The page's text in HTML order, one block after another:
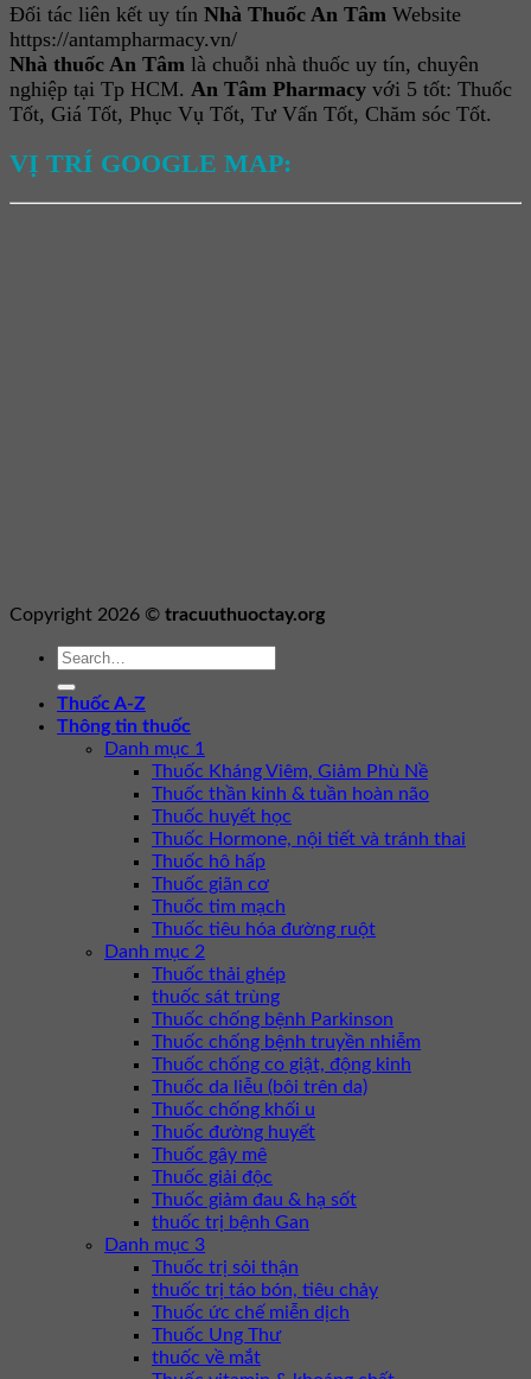
Đối tác liên kết uy tín Nhà Thuốc An Tâm Website
https://antampharmacy.vn/
Nhà thuốc An Tâm là chuỗi nhà thuốc uy tín, chuyên
nghiệp tại Tp HCM. An Tâm Pharmacy với 5 tốt: Thuốc
Tốt, Giá Tốt, Phục Vụ Tốt, Tư Vấn Tốt, Chăm sóc Tốt.
VỊ TRÍ GOOGLE MAP:
Copyright 2026 © tracuuthuoctay.org
Thuốc A-Z
Thông tin thuốc
Danh mục 1
Thuốc Kháng Viêm, Giảm Phù Nề
Thuốc thần kinh & tuần hoàn não
Thuốc huyết học
Thuốc Hormone, nội tiết và tránh thai
Thuốc hô hấp
Thuốc giãn cơ
Thuốc tim mạch
Thuốc tiêu hóa đường ruột
Danh mục 2
Thuốc thải ghép
thuốc sát trùng
Thuốc chống bệnh Parkinson
Thuốc chống bệnh truyền nhiễm
Thuốc chống co giật, động kinh
Thuốc da liễu (bôi trên da)
Thuốc chống khối u
Thuốc đường huyết
Thuốc gây mê
Thuốc giải độc
Thuốc giảm đau & hạ sốt
thuốc trị bệnh Gan
Danh mục 3
Thuốc trị sỏi thận
thuốc trị táo bón, tiêu chảy
Thuốc ức chế miễn dịch
Thuốc Ung Thư
thuốc về mắt